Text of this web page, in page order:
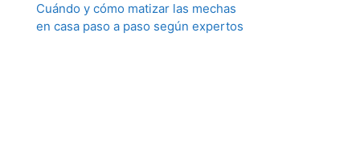
Cuándo y cómo matizar las mechas
en casa paso a paso según expertos